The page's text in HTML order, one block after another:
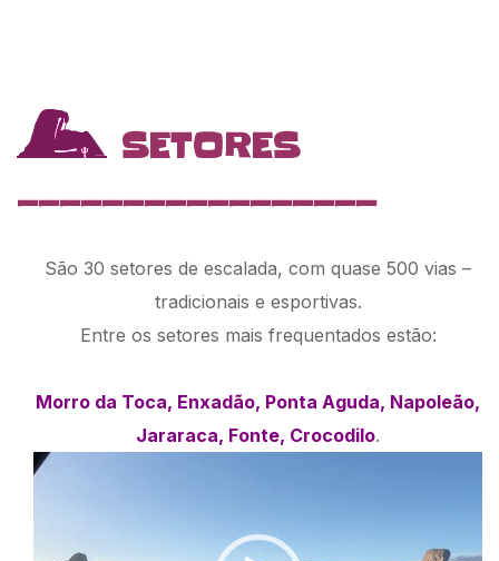
SETORES
_________________
São 30 setores de escalada, com quase 500 vias –
tradicionais e esportivas.
Entre os setores mais frequentados estão:
Morro da Toca, Enxadão, Ponta Aguda, Napoleão,
Jararaca, Fonte, Crocodilo.
Tocador